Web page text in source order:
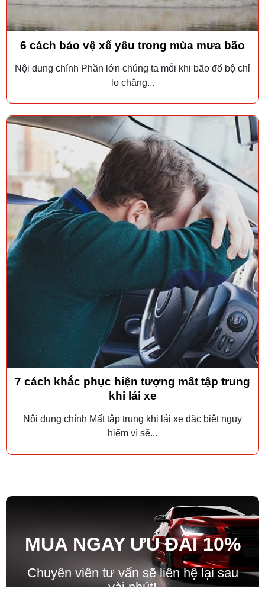
6 cách bảo vệ xế yêu trong mùa mưa bão
Nội dung chính Phần lớn chúng ta mỗi khi bão đổ bộ chỉ
lo chằng...
7 cách khắc phục hiện tượng mất tập trung
khi lái xe
Nội dung chính Mất tập trung khi lái xe đặc biệt nguy
hiểm vì sẽ...
MUA NGAY ƯU ĐÃI10%
Chuyên viên tư vấn sẽ liên hệ lại sau
vài phút!